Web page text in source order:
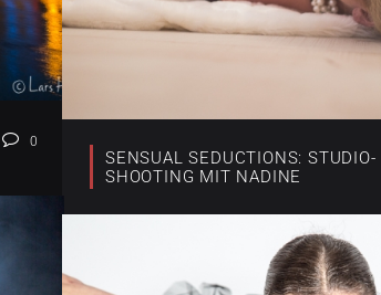
0
SENSUAL SEDUCTIONS: STUDIO-
SHOOTING MIT NADINE